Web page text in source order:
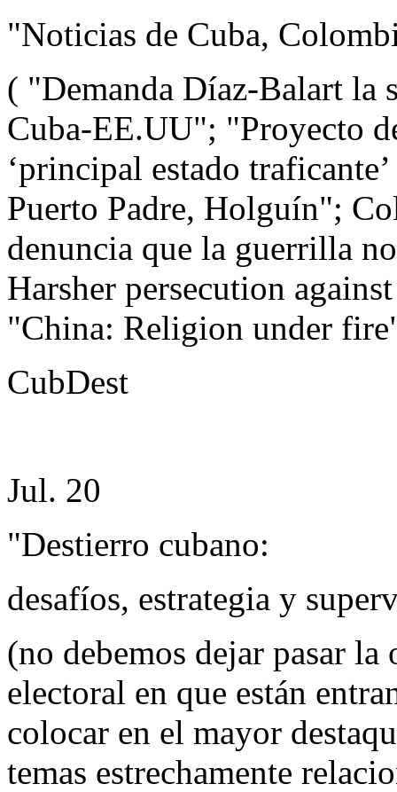
"Noticias de Cuba,
( "Demanda Díaz-Balart la
Cuba-EE.UU"; "Proyecto
‘principal estado
Puerto Padre, Holguín";
denuncia que la guerrilla
Harsher persecution
"China: Religion under
CubDest
Jul. 20
"Destierro cubano:
desafíos, estrategia y
(no debemos dejar pasar
electoral en que están
colocar en el mayor
temas estrechamente